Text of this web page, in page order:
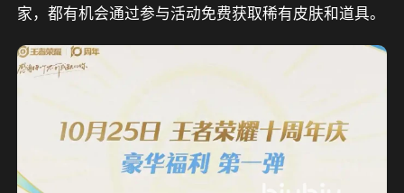
家，都有机会通过参与活动免费获取稀有皮肤和道具。